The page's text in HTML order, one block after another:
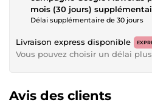
mois (30 jours)
Délai supplémentaire de 30 jours
Livraison express disponible
Vous pouvez choisir un délai
Avis des clients